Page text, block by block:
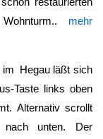
mehr
im Hegauläßt sich
Taste links oben
Alternativ scrollt
unten. Der